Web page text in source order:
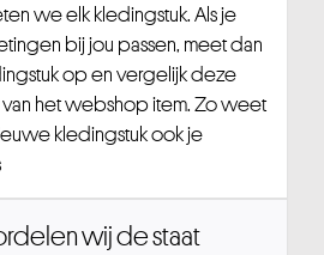
we elk kledingstuk. Als je
bij jou passen, meet dan
op en vergelijk deze
het webshop item. Zo weet
kledingstuk ook je
wij de staat